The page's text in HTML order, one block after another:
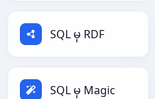
SQL မှ RDF
SQL မှ Magic